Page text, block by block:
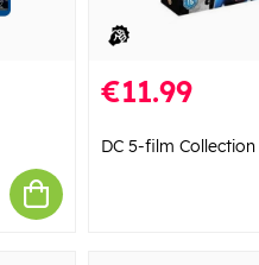
€11.99
DC 5-film Collection